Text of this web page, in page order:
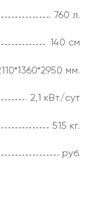
760 л.
140 см
мм.
2,1 кВт/сут
515 кг.
руб.